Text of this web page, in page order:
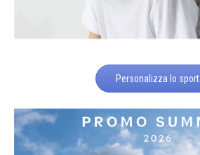
Personalizza lo sport